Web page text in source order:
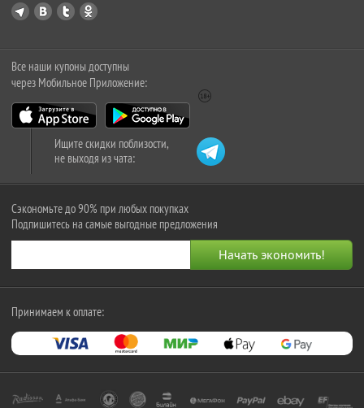
Все наши купоны доступны
через Мобильное Приложение:
Ищите скидки поблизости,
не выходя из чата:
Сэкономьте до 90% при любых покупках
Подпишитесь на самые выгодные предложения
Принимаем к оплате: